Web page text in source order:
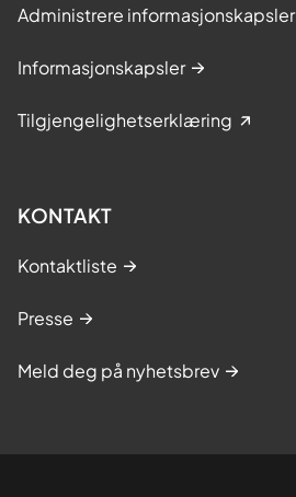
Administrere informasjonskapsler
Informasjonskapsler
Tilgjengelighetserklæring
KONTAKT
Kontaktliste
Presse
Meld deg på nyhetsbrev